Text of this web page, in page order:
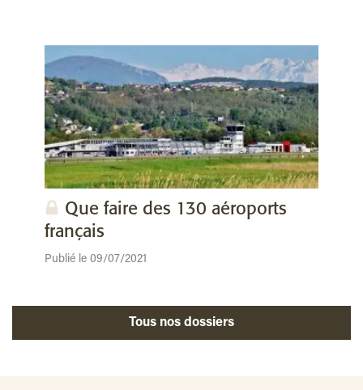
Que faire des 130 aéroports
français
Publié le 09/07/2021
Tous nos dossiers